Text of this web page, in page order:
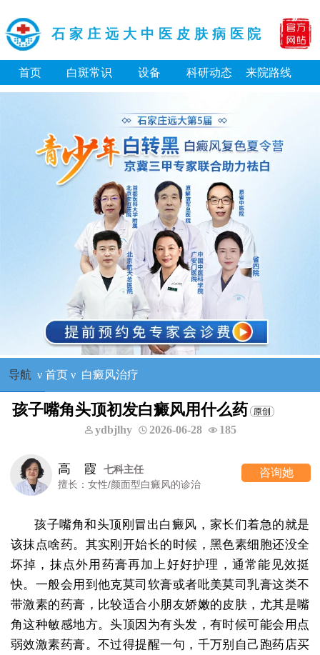
石家庄远大中医皮肤病医院
首页 白斑常识 设备 科研动态 来院路线
导航 ν 首页ν 白癜风治疗
孩子嘴角头顶初发白癜风用什么药
ydbjlhy 2026-06-28 185
高 霞
七科主任
擅长：女性/颜面型白癜风的诊治
咨询她
孩子嘴角和头顶刚冒出白癜风，家长们着急的就是
该抹点啥药。其实刚开始长的时候，黑色素细胞还没全
坏掉，抹点外用药膏再加上好好护理，通常能见效挺
快。一般会用到他克莫司软膏或者吡美莫司乳膏这类不
带激素的药膏，比较适合小朋友娇嫩的皮肤，尤其是嘴
角这种敏感地方。头顶因为有头发，有时候可能会用点
弱效激素药膏。不过得提醒一句，千万别自己跑药店买